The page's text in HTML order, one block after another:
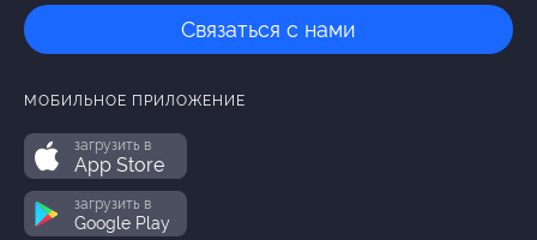
Связаться с нами
МОБИЛЬНОЕ ПРИЛОЖЕНИЕ
загрузить в
App Store
загрузить в
Google Play